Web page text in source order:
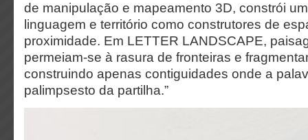
de manipulação e mapeamento 3D, constrói
linguagem e território como construtores de
proximidade. Em LETTER LANDSCAPE,
permeiam-se à rasura de fronteiras e
construindo apenas contiguidades onde a
palimpsesto da partilha.”